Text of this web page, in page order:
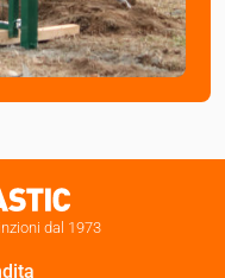
dal 1973